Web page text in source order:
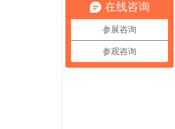
在线咨询
参展咨询
参观咨询